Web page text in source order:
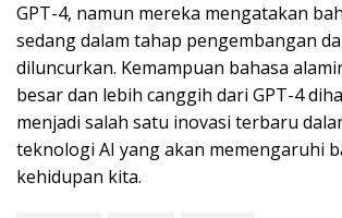
GPT-4, namun mereka mengatakan
sedang dalam tahap pengembangan
diluncurkan. Kemampuan bahasa
besar dan lebih canggih dari GPT-4
menjadi salah satu inovasi terbaru
teknologi AI yang akan memengaruhi
kehidupan kita.